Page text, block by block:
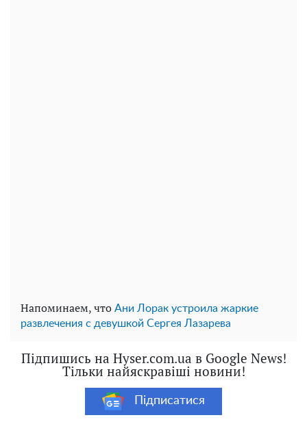
Напоминаем, что Ани Лорак устроила жаркие
развлечения с девушкой Сергея Лазарева
Підпишись на Hyser.com.ua в Google News!
Тільки найяскравіші новини!
Підписатися